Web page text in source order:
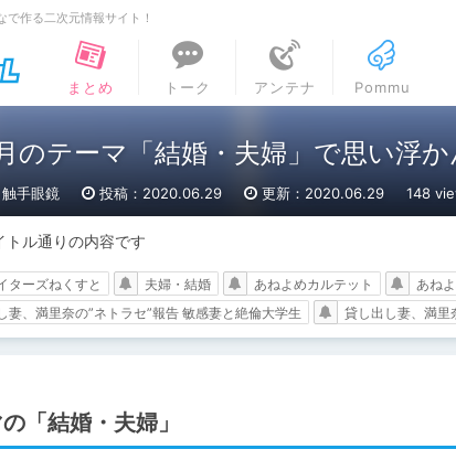
作る二次元情報サイト！
DLチャンネル
まとめ
トーク アンテナ Pommu
のテーマ「結婚・夫婦」で思い浮
触手眼鏡 投稿：2020.06.29 更新：2020.06.29 148
トル通りの内容です
ターズねくすと 夫婦・結婚 あねよめカルテット あね
妻、満里奈の”ネトラセ”報告 敏感妻と絶倫大学生
貸し出し妻、満里
「結婚・夫婦」